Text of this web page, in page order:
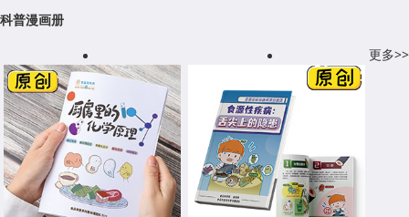
科普漫画册
更多>>